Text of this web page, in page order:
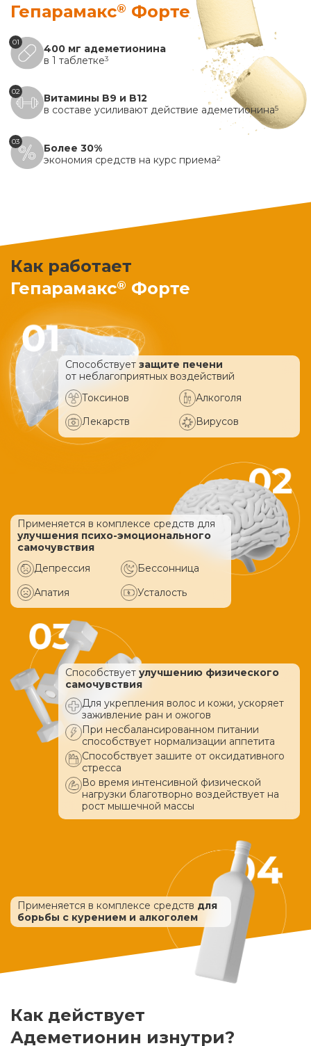
Гепарамакс® Форте
01
400 мг адеметионина
в 1 таблетке3
02
Витамины B9 и B12
в составе усиливают действие адеметионина5
03
Более 30%
экономия средств на курс приема2
Как работает
Гепарамакс® Форте
Способствует защите печени
от неблагоприятных воздействий
Токсинов
Алкоголя
Лекарств
Вирусов
Применяется в комплексе средств для
улучшения психо-эмоционального
самочувствия
Депрессия
Бессонница
Апатия
Усталость
Способствует улучшению физического
самочувствия
Для укрепления волос и кожи, ускоряет
заживление ран и ожогов
При несбалансированном питании
способствует нормализации аппетита
Способствует зашите от оксидативного
стресса
Во время интенсивной физической
нагрузки благотворно воздействует на
рост мышечной массы
Применяется в комплексе средств для
борьбы с курением и алкоголем
Как действует
Адеметионин изнутри?